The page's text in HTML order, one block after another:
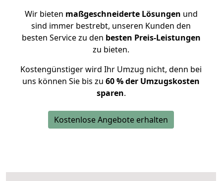
Wir bieten maßgeschneiderte Lösungen und
sind immer bestrebt, unseren Kunden den
besten Service zu den besten Preis-Leistungen
zu bieten.
Kostengünstiger wird Ihr Umzug nicht, denn bei
uns können Sie bis zu 60 % der Umzugskosten
sparen.
Kostenlose Angebote erhalten